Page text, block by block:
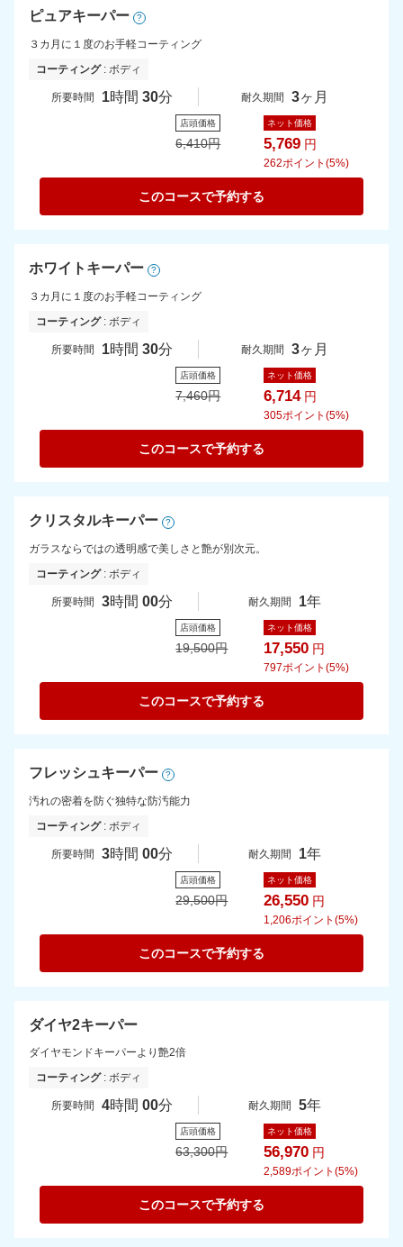
ピュアキーパー ?
３カ月に１度のお手軽コーティング
コーティング: ボディ
所要時間 1時間 30分 耐久期間 3ヶ月
店頭価格
6,410円
ネット価格
5,769 円
262ポイント(5%)
このコースで予約する
ホワイトキーパー ?
３カ月に１度のお手軽コーティング
コーティング: ボディ
所要時間 1時間 30分 耐久期間 3ヶ月
店頭価格
7,460円
ネット価格
6,714 円
305ポイント(5%)
このコースで予約する
クリスタルキーパー ?
ガラスならではの透明感で美しさと艶が別次元。
コーティング: ボディ
所要時間 3時間 00分 耐久期間 1年
店頭価格
19,500円
ネット価格
17,550 円
797ポイント(5%)
このコースで予約する
フレッシュキーパー ?
汚れの密着を防ぐ独特な防汚能力
コーティング: ボディ
所要時間 3時間 00分 耐久期間 1年
店頭価格
29,500円
ネット価格
26,550 円
1,206ポイント(5%)
このコースで予約する
ダイヤ2キーパー
ダイヤモンドキーパーより艶2倍
コーティング: ボディ
所要時間 4時間 00分 耐久期間 5年
店頭価格
63,300円
ネット価格
56,970 円
2,589ポイント(5%)
このコースで予約する